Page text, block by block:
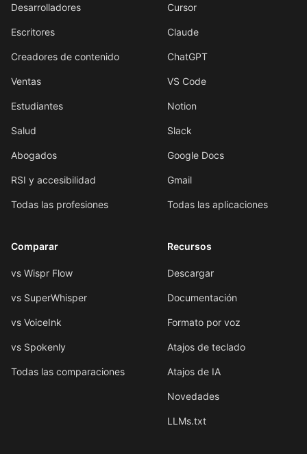
Desarrolladores
Escritores
Creadores de contenido
Ventas
Estudiantes
Salud
Abogados
RSI y accesibilidad
Todas las profesiones
Cursor
Claude
ChatGPT
VS Code
Notion
Slack
Google Docs
Gmail
Todas las aplicaciones
Comparar
vs Wispr Flow
vs SuperWhisper
vs VoiceInk
vs Spokenly
Todas las comparaciones
Recursos
Descargar
Documentación
Formato por voz
Atajos de teclado
Atajos de IA
Novedades
LLMs.txt